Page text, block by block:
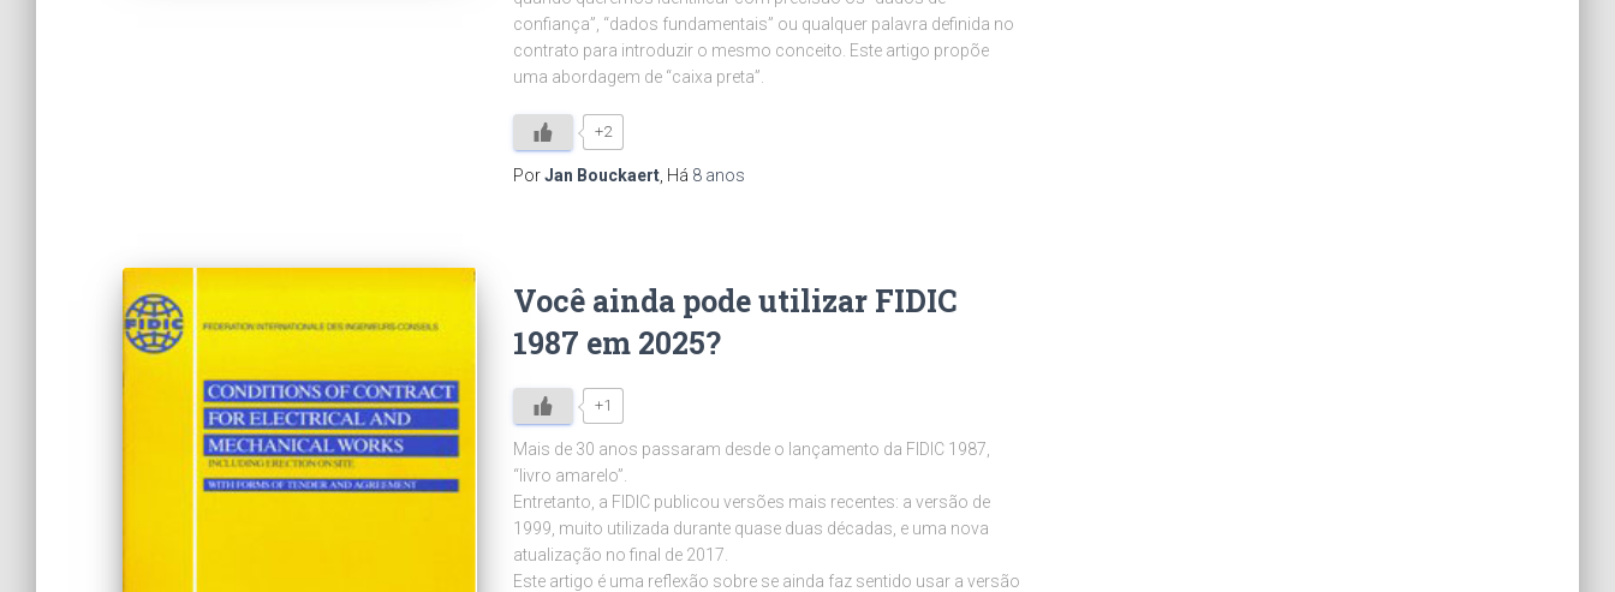
confiança”, “dados fundamentais” ou qualquer palavra definida no
contrato para introduzir o mesmo conceito. Este artigo propõe
uma abordagem de “caixa preta”.
+2
PorJan Bouckaert , Há 8 anos
Você ainda pode utilizar FIDIC
1987 em 2025?
+1
Mais de 30 anos passaram desde o lançamento da FIDIC 1987,
“livro amarelo”.
Entretanto, a FIDIC publicou versões mais recentes: a versão de
1999, muito utilizada durante quase duas décadas, e uma nova
atualização no final de 2017.
Este artigo é uma reflexão sobre se ainda faz sentido usar a versão